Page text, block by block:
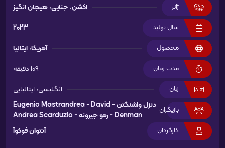
ژانر اکشن،جنایی،هیجان انگیز
سال تولید 2023
محصول آمریکا،ایتالیا
مدت زمان 109 دقیقه
زبان انگلیسی، ایتالیایی
بازیگران دنزل واشنگتن - Eugenio Mastrandrea -David
Denman - رمو جیرونه - Andrea Scarduzio
کارگردان آنتوان فوکوآ